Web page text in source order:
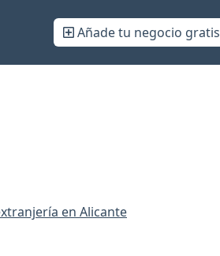
Añade tu negocio gratis
en Alicante